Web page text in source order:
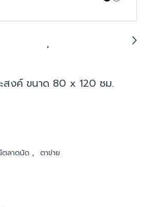
สงค์ ขนาด 80 x 120 ซม.
ลาดนัด , ตาข่าย